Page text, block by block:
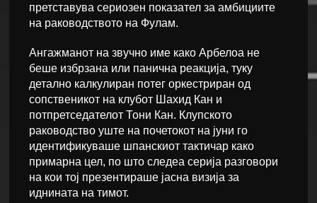
претставува сериозен показател за амбициите
на раководството на Фулам.
Ангажманот на звучно име како Арбелоа не
беше избрзана или панична реакција, туку
детално калкулиран потег оркестриран од
сопственикот на клубот Шахид Кан и
потпретседателот Тони Кан. Клупското
раководство уште на почетокот на јуни го
идентификуваше шпанскиот тактичар како
примарна цел, по што следеа серија разговори
на кои тој презентираше јасна визија за
иднината на тимот.